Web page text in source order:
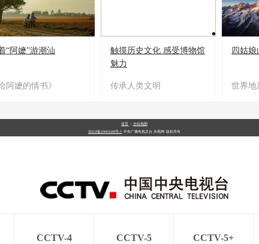
“阿嬷”游潮汕
阿嬷的情书》
触摸历史文化 感受博物馆
魅力
传承人类文明
四姑娘
世界地
首页 全站地图
京ICP备10003349号-1 中央广播电视总台 央视网 版权所有
CCTV-4
CCTV-5
CCTV-5+